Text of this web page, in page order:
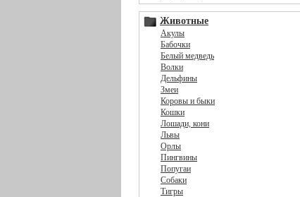
Животные
Акулы
Бабочки
Белый медведь
Волки
Дельфины
Змеи
Коровы и быки
Кошки
Лошади, кони
Львы
Орлы
Пингвины
Попугаи
Собаки
Тигры